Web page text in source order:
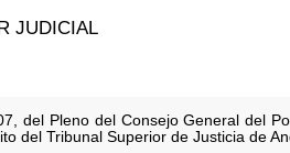
JUDICIAL
del Pleno del Consejo General del
del Tribunal Superior de Justicia de